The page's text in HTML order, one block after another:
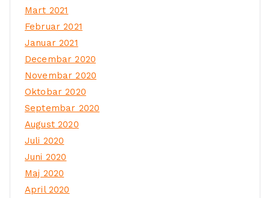
Mart 2021
Februar 2021
Januar 2021
Decembar 2020
Novembar 2020
Oktobar 2020
Septembar 2020
August 2020
Juli 2020
Juni 2020
Maj 2020
April 2020